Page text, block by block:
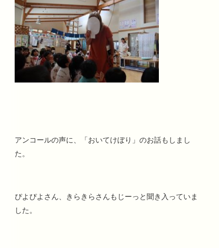
アンコールの声に、「おいてけぼり」のお話もしまし
た。
ぴよぴよさん、きらきらさんもじーっと聞き入っていま
した。